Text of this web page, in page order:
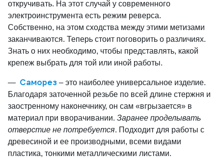
откручивать. На этот случай у современного
электроинструмента есть режим реверса.
Собственно, на этом сходства между этими метизами
заканчиваются. Теперь стоит поговорить о различиях.
Знать о них необходимо, чтобы представлять, какой
крепеж выбрать для той или иной работы.
Саморез – это наиболее универсальное изделие.
Благодаря заточенной резьбе по всей длине стержня и
заостренному наконечнику, он сам «вгрызается» в
материал при вворачивании. Заранее проделывать
отверстие не потребуется. Подходит для работы с
древесиной и ее производными, всеми видами
пластика, тонкими металлическими листами.